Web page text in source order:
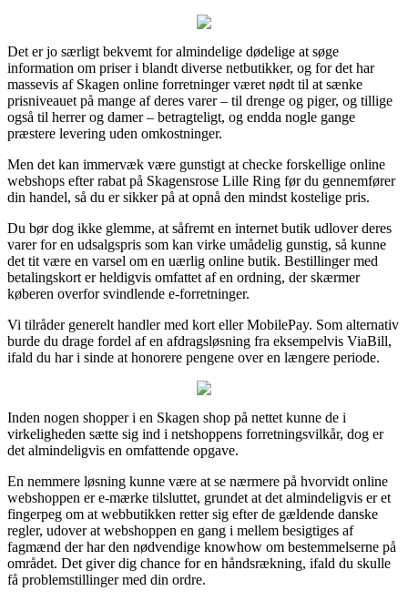
Det er jo særligt bekvemt for almindelige dødelige at søge
information om priser i blandt diverse netbutikker, og for det har
massevis af Skagen online forretninger været nødt til at sænke
prisniveauet på mange af deres varer – til drenge og piger, og tillige
også til herrer og damer – betragteligt, og endda nogle gange
præstere levering uden omkostninger.
Men det kan immervæk være gunstigt at checke forskellige online
webshops efter rabat på Skagensrose Lille Ring før du gennemfører
din handel, så du er sikker på at opnå den mindst kostelige pris.
Du bør dog ikke glemme, at såfremt en internet butik udlover deres
varer for en udsalgspris som kan virke umådelig gunstig, så kunne
det tit være en varsel om en uærlig online butik. Bestillinger med
betalingskort er heldigvis omfattet af en ordning, der skærmer
køberen overfor svindlende e-forretninger.
Vi tilråder generelt handler med kort eller MobilePay. Som alternativ
burde du drage fordel af en afdragsløsning fra eksempelvis ViaBill,
ifald du har i sinde at honorere pengene over en længere periode.
Inden nogen shopper i en Skagen shop på nettet kunne de i
virkeligheden sætte sig ind i netshoppens forretningsvilkår, dog er
det almindeligvis en omfattende opgave.
En nemmere løsning kunne være at se nærmere på hvorvidt online
webshoppen er e-mærke tilsluttet, grundet at det almindeligvis er et
fingerpeg om at webbutikken retter sig efter de gældende danske
regler, udover at webshoppen en gang i mellem besigtiges af
fagmænd der har den nødvendige knowhow om bestemmelserne på
området. Det giver dig chance for en håndsrækning, ifald du skulle
få problemstillinger med din ordre.